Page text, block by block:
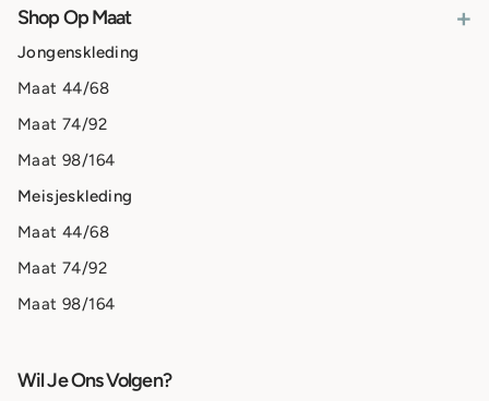
Shop Op Maat +
Jongenskleding
Maat 44/68
Maat 74/92
Maat 98/164
Meisjeskleding
Maat 44/68
Maat 74/92
Maat 98/164
Wil Je Ons Volgen?